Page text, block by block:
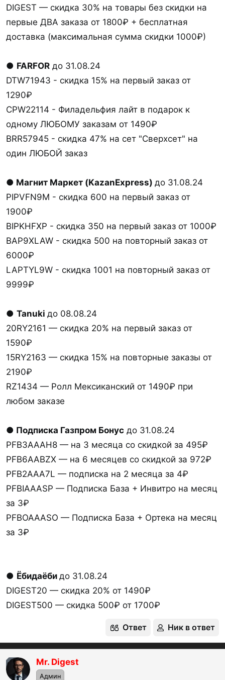
DIGEST — скидка 30% на товары без скидки на
первые ДВА заказа от 1800₽ + бесплатная
доставка (максимальная сумма скидки 1000₽)
● FARFOR до 31.08.24
DTW71943 - скидка 15% на первый заказ от
1290₽
CPW22114 - Филадельфия лайт в подарок к
одному ЛЮБОМУ заказам от 1490₽
BRR57945 - скидка 47% на сет "Сверхсет" на
один ЛЮБОЙ заказ
● Магнит Маркет (KazanExpress) до 31.08.24
PIPVFN9M - скидка 600 на первый заказ от
1900₽
BIPKHFXP - скидка 350 на первый заказ от 1000₽
BAP9XLAW - скидка 500 на повторный заказ от
6000₽
LAPTYL9W - скидка 1001 на повторный заказ от
9999₽
● Tanuki до 08.08.24
20RY2161 — скидка 20% на первый заказ от
1590₽
15RY2163 — скидка 15% на повторные заказы от
2190₽
RZ1434 — Ролл Мексиканский от 1490₽ при
любом заказе
● Подписка Газпром Бонус до 31.08.24
PFB3AAAH8 — на 3 месяца со скидкой за 495₽
PFB6AABZX — на 6 месяцев со скидкой за 972₽
PFB2AAA7L — подписка на 2 месяца за 4₽
PFBIAAASP — Подписка База + Инвитро на месяц
за 3₽
PFBOAAASO — Подписка База + Ортека на месяц
за 3₽
● Ёбидаёби до 31.08.24
DIGEST20 — скидка 20% от 1490₽
DIGEST500 — скидка 500₽ от 1700₽
Ответ Ник в ответ
OP Mr. Digest
Админ